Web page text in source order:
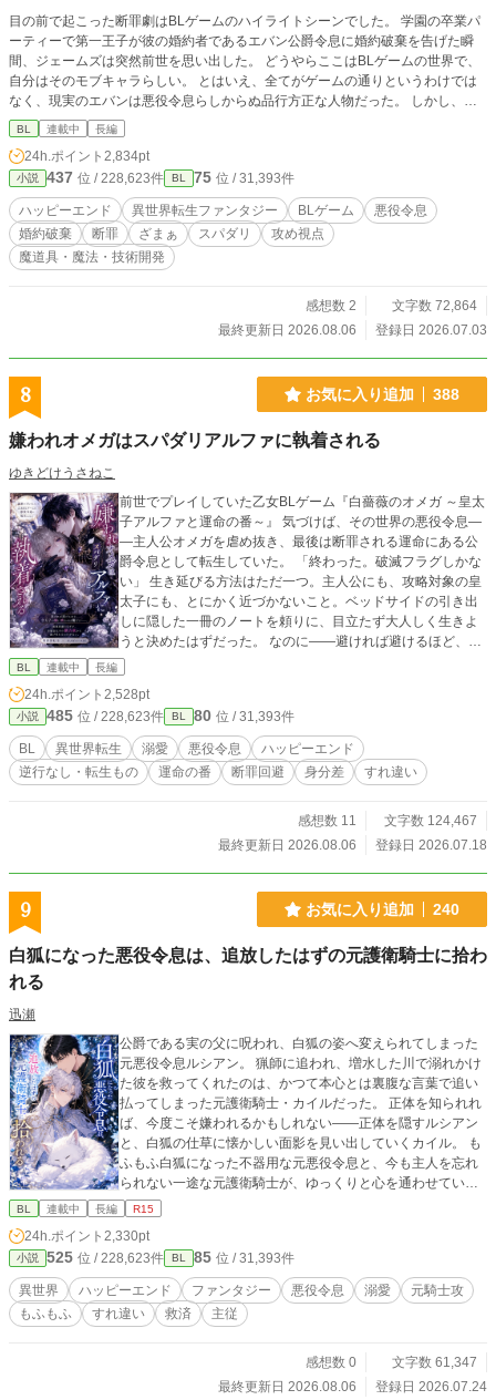
目の前で起こった断罪劇はBLゲームのハイライトシーンでした。 学園の卒業パ
ーティーで第一王子が彼の婚約者であるエバン公爵令息に婚約破棄を告げた瞬
間、ジェームズは突然前世を思い出した。 どうやらここはBLゲームの世界で、
自分はそのモブキャラらしい。 とはいえ、全てがゲームの通りというわけでは
なく、現実のエバンは悪役令息らしからぬ品行方正な人物だった。 しかし、ゲ
ームの強制力のなせる業なのか、エバンはシナリオ通りに社交界を追われ行方不
明になってしまう。 このままではいけない！ これはエンディング後の世界を生
きる成金モブが悪役令息を幸せにするための物語。 8/10の完結まで予約投稿済
です。
BL 連載中 長編
24h.ポイント 2,834pt
小説 437 位 / 228,623件 BL 75 位 / 31,393件
ハッピーエンド 異世界転生ファンタジー BLゲーム
悪役令息
婚約破棄
断罪 ざまぁ スパダリ
攻め視点
魔道具・魔法・技術開発
感想数 2
文字数 72,864
最終更新日 2026.08.06
登録日 2026.07.03
8 お気に入り追加 388
嫌われオメガはスパダリアルファに執着される
ゆきどけうさねこ
前世でプレイしていた乙女BLゲーム『白薔薇のオメガ ～皇太
子アルファと運命の番～』 気づけば、その世界の悪役令息―
―主人公オメガを虐め抜き、最後は断罪される運命にある公
爵令息として転生していた。 「終わった。破滅フラグしかな
い」 生き延びる方法はただ一つ。主人公にも、攻略対象の皇
太子にも、とにかく近づかないこと。ベッドサイドの引き出
しに隠した一冊のノートを頼りに、目立たず大人しく生きよ
うと決めたはずだった。 なのに――避ければ避けるほど、皇
太子アルファの瞳に映る自分が、どうしようもなく色濃くな
義、誰にも興味を示さないはずの皇太子が、なぜか自分だけ
を見ている。 シナリオにない執着から逃げ切れるのか。それ
とも――。 破滅回避のため逃げたはずが、逃げ切れないほど
の溺愛に包まれていく、異世界転生オメガバースBL。
BL 連載中 長編
24h.ポイント 2,528pt
小説 485 位 / 228,623件 BL 80 位 / 31,393件
BL 異世界転生 溺愛 悪役令息
ハッピーエンド
逆行なし・転生もの
運命の番 断罪回避 身分差 すれ違い
感想数 11
文字数 124,467
最終更新日 2026.08.06
登録日 2026.07.18
9 お気に入り追加 240
白狐になった悪役令息は、追放したはずの元護衛騎士に拾わ
れる
迅瀬
公爵である実の父に呪われ、白狐の姿へ変えられてしまった
元悪役令息ルシアン。 猟師に追われ、増水した川で溺れかけ
た彼を救ってくれたのは、かつて本心とは裏腹な言葉で追い
払ってしまった元護衛騎士・カイルだった。 正体を知られれ
ば、今度こそ嫌われるかもしれない――正体を隠すルシアン
と、白狐の仕草に懐かしい面影を見い出していくカイル。 も
ふもふ白狐になった不器用な元悪役令息と、今も主人を忘れ
られない一途な元護衛騎士が、ゆっくりと心を通わせていく
再会・溺愛ファンタジーBLです。 ※表紙や校正に生成AIを使
BL 連載中 長編 R15
24h.ポイント 2,330pt
小説 525 位 / 228,623件 BL 85 位 / 31,393件
異世界 ハッピーエンド ファンタジー 悪役令息 溺愛
元騎士攻
もふもふ
すれ違い 救済 主従
感想数 0
文字数 61,347
最終更新日 2026.08.06
登録日 2026.07.24